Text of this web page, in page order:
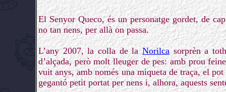
El Senyor Queco, és un personatge gordet, de
no tan nens, per allà on passa.
L’any 2007, la colla de laNorilcasorprèn a
d’alçada, però molt lleuger de pes: amb prou
vuit anys, amb només una miqueta de traça, el
gegantó petit portat per nens i, alhora, aquests